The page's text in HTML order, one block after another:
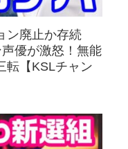
ン廃止か存続
優が激怒！無能
転【KSLチャン